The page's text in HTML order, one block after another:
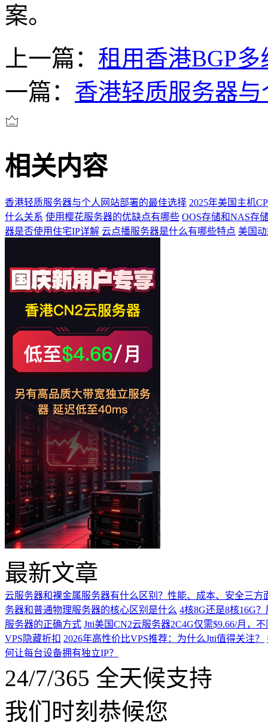
案。
上一篇： 租用香港BGP
一篇： 香港轻质服务器
相关内容
香港轻质服务器与个人网站部署的最佳选择 2025年美国主机
什么关系 使用樱花服务器的优缺点有哪些 OOS存储和NAS存
器是否使用住宅IP详解 云点播服务器是什么有哪些特点 美国
最新文章
云服务器和裸金属服务器有什么区别？性能、成本、安全三方
务器和普通物理服务器的核心区别是什么 4核8G还是8核16G
服务器的正确方式 Jtti美国CN2云服务器2C4G仅需$9.66/月，
VPS隐藏折扣 2026年高性价比VPS推荐：为什么Jtti值得关注？
何让每台设备拥有独立IP？
24/7/365 全天候支持
我们时刻恭候您